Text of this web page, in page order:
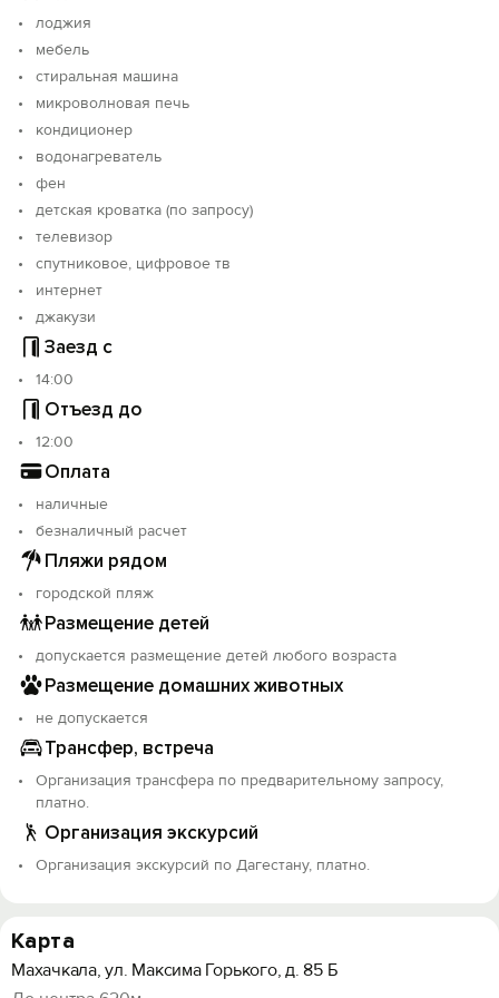
лоджия
мебель
стиральная машина
микроволновая печь
кондиционер
водонагреватель
фен
детская кроватка (по запросу)
телевизор
спутниковое, цифровое тв
интернет
джакузи
Заезд с
14:00
Отъезд до
12:00
Оплата
наличные
безналичный расчет
Пляжи рядом
городской пляж
Размещение детей
допускается размещение детей любого возраста
Размещение домашних животных
не допускается
Трансфер, встреча
Организация трансфера по предварительному запросу,
платно.
Организация экскурсий
Организация экскурсий по Дагестану, платно.
Карта
Махачкала, ул. Максима Горького, д. 85 Б